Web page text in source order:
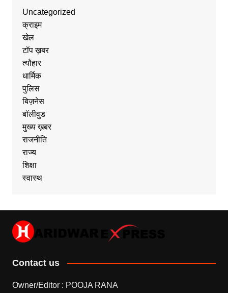
Uncategorized
क्राइम
खेल
टॉप ख़बर
त्यौहार
धार्मिक
पुलिस
बिज़नेस
बॉलीवुड
मुख्य ख़बर
राजनीति
राज्य
शिक्षा
स्वास्थ
Contact us
Owner/Editor : POOJA RANA